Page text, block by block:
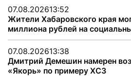
07.08.202613:52
Жители Хабаровского края
миллиона рублей на
07.08.202613:38
Дмитрий Демешин намерен
«Якорь» по примеру ХСЗ